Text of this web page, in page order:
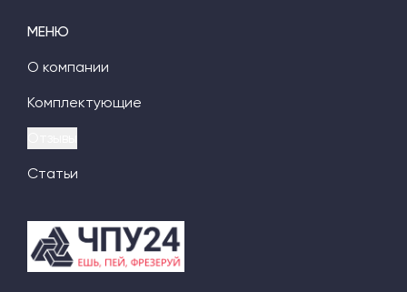
МЕНЮ
О компании
Комплектующие
Статьи